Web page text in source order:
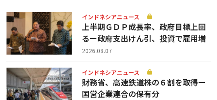
インドネシアニュース
上半期ＧＤＰ成長率、政府目標上回
るー政府支出けん引、投資で雇用増
2026.08.07
インドネシアニュース
財務省、高速鉄道株の６割を取得ー
国営企業連合の保有分